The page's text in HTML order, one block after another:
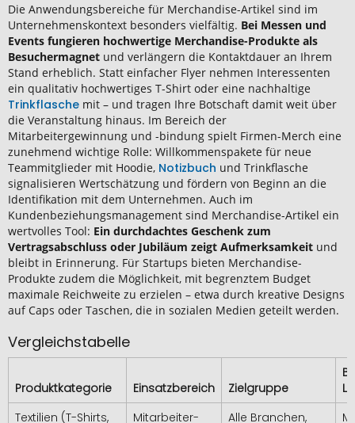
Die Anwendungsbereiche für Merchandise-Artikel sind im
Unternehmenskontext besonders vielfältig. Bei Messen und
Events fungieren hochwertige Merchandise-Produkte als
Besuchermagnet und verlängern die Kontaktdauer an Ihrem
Stand erheblich. Statt einfacher Flyer nehmen Interessenten
ein qualitativ hochwertiges T-Shirt oder eine nachhaltige
Trinkflasche mit – und tragen Ihre Botschaft damit weit über
die Veranstaltung hinaus. Im Bereich der
Mitarbeitergewinnung und -bindung spielt Firmen-Merch eine
zunehmend wichtige Rolle: Willkommenspakete für neue
Teammitglieder mit Hoodie, Notizbuch und Trinkflasche
signalisieren Wertschätzung und fördern von Beginn an die
Identifikation mit dem Unternehmen. Auch im
Kundenbeziehungsmanagement sind Merchandise-Artikel ein
wertvolles Tool: Ein durchdachtes Geschenk zum
Vertragsabschluss oder Jubiläum zeigt Aufmerksamkeit und
bleibt in Erinnerung. Für Startups bieten Merchandise-
Produkte zudem die Möglichkeit, mit begrenztem Budget
maximale Reichweite zu erzielen – etwa durch kreative Designs
auf Caps oder Taschen, die in sozialen Medien geteilt werden.
Vergleichstabelle
Produktkategorie Einsatzbereich Zielgruppe
Textilien (T-Shirts,
Mitarbeiter- Alle Branchen,